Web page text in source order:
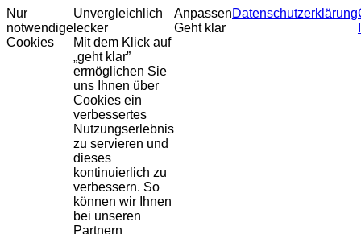
Nur
notwendige
Cookies
Unvergleichlich
lecker
Mit dem Klick auf
„geht klar”
ermöglichen Sie
uns Ihnen über
Cookies ein
verbessertes
Nutzungserlebnis
zu servieren und
dieses
kontinuierlich zu
verbessern. So
können wir Ihnen
bei unseren
Partnern
Anpassen
Geht klar
Datenschutzerklärung